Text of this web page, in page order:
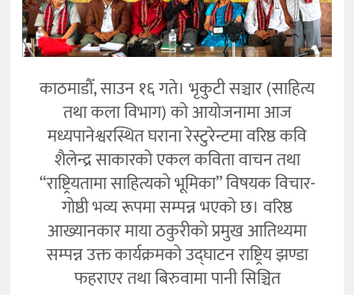
काठमाडौँ, साउन १६ गते। भृकुटी सञ्चार (साहित्य
तथा कला विभाग) को आयोजनामा आज
मध्यपानेश्वरस्थित घराना रेस्टुरेन्टमा वरिष्ठ कवि
शैलेन्द्र साकारको एकल कविता वाचन तथा
“राष्ट्रियतामा साहित्यको भूमिका” विषयक विचार-
गोष्ठी भव्य रूपमा सम्पन्न भएको छ। वरिष्ठ
आख्यानकार माया ठकुरीको प्रमुख आतिथ्यमा
सम्पन्न उक्त कार्यक्रमको उद्घाटन राष्ट्रिय झण्डा
फहराएर तथा बिरुवामा पानी सिञ्चित